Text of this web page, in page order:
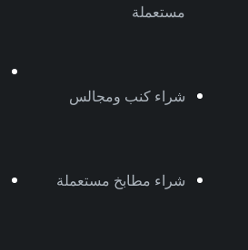
مستعملة
شراء كنب ومجالس
شراء مطابخ مستعملة